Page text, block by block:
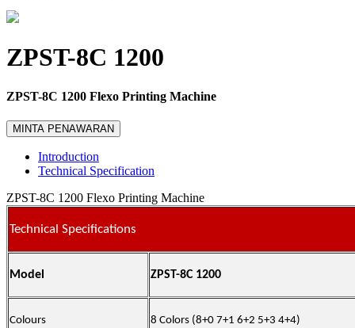
ZPST-8C 1200
ZPST-8C 1200 Flexo Printing Machine
MINTA PENAWARAN
Introduction
Technical Specification
ZPST-8C 1200 Flexo Printing Machine
Technical Specifications
Model ZPST-8C 1200
Colours 8 Colors (8+0 7+1 6+2 5+3 4+4)